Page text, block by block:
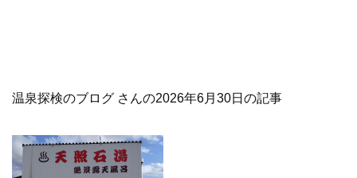
温泉探検のブログ さんの2026年6月30日の記事